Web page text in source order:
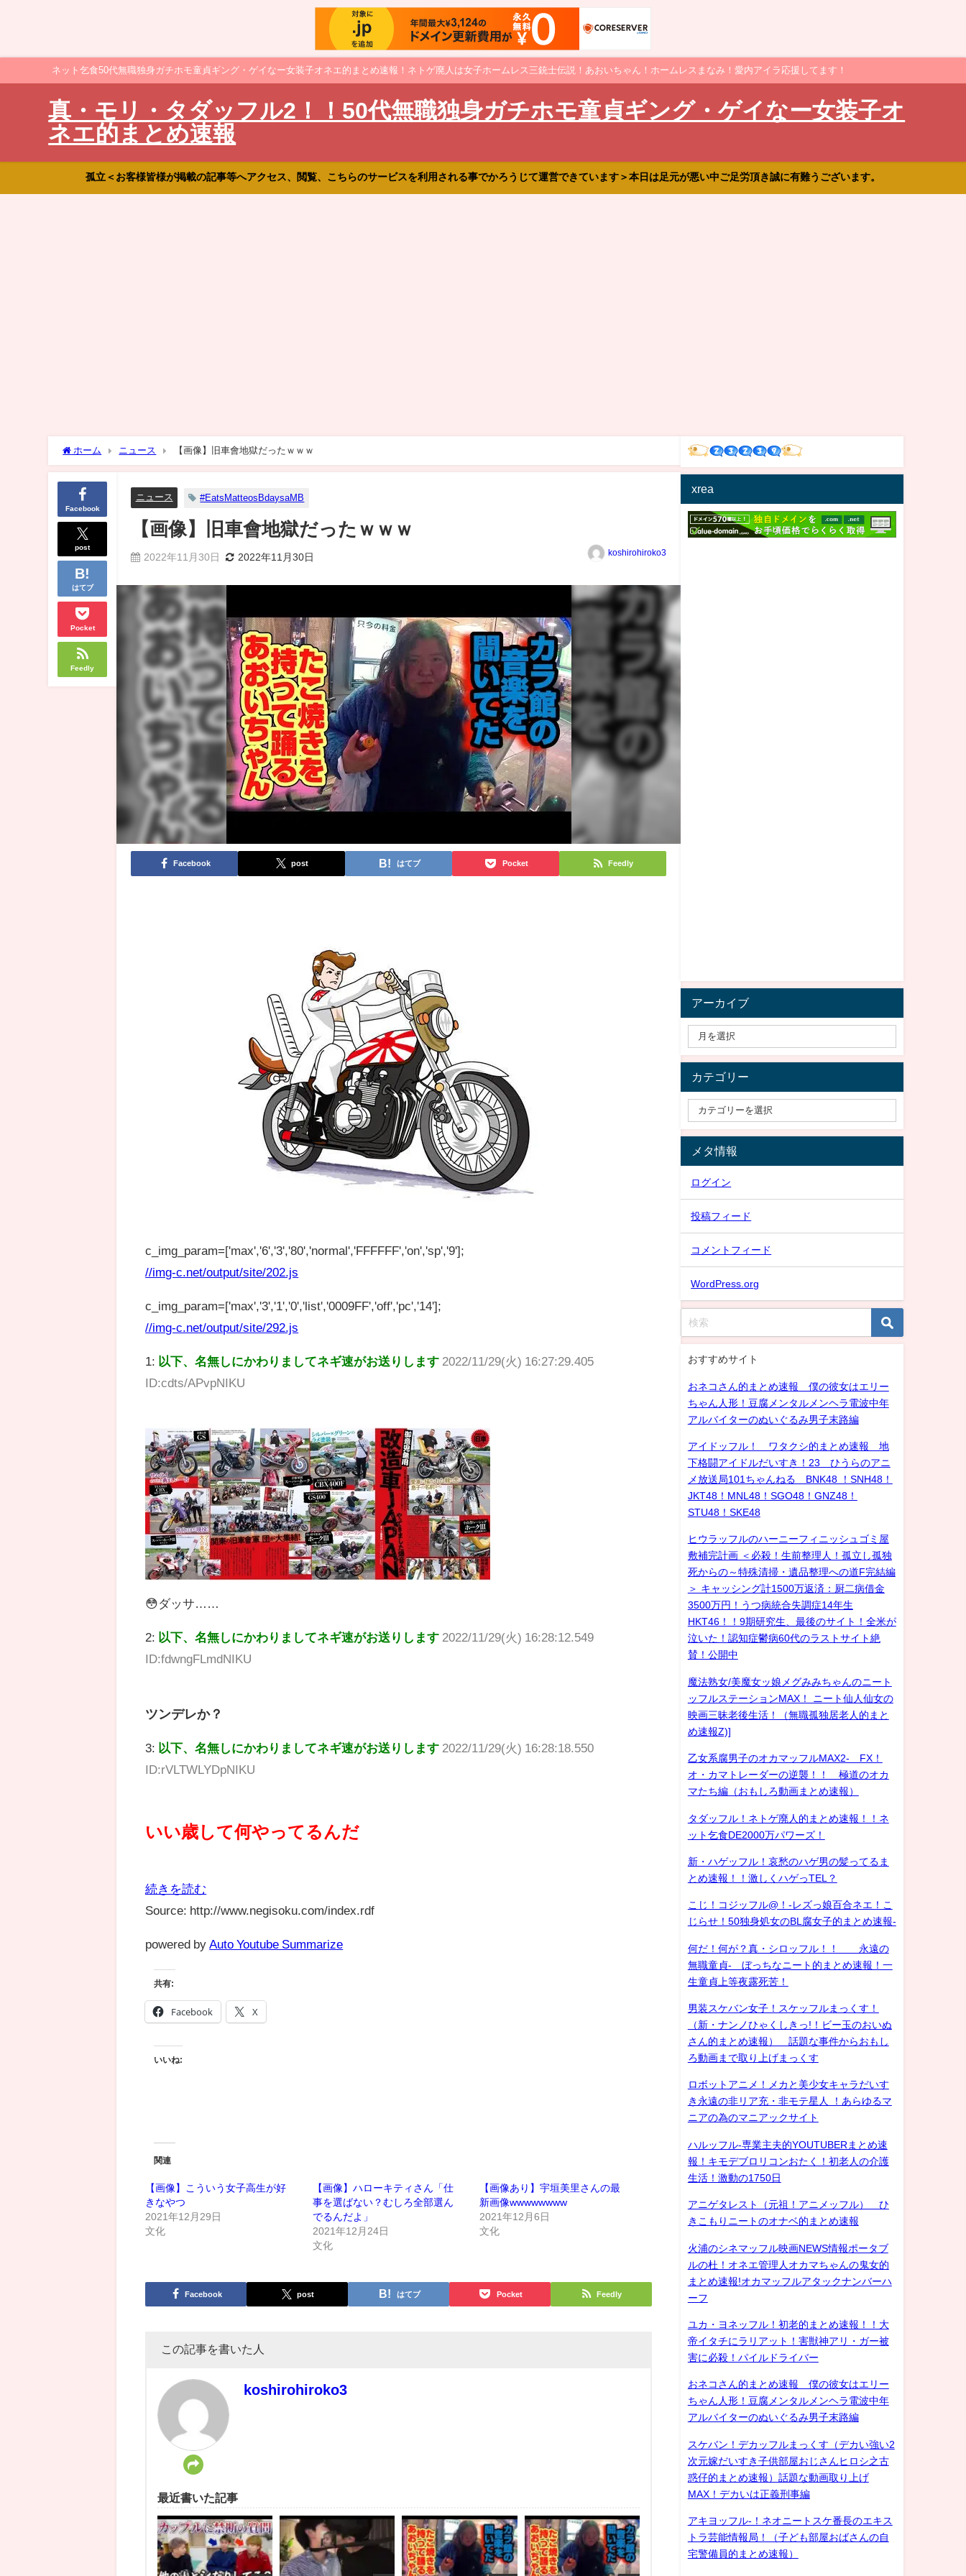
ネット乞食50代無職独身ガチホモ童貞ギング・ゲイなー女装子オネエ的まとめ速報！ネトゲ廃人は女子ホームレス三銃士伝説！あおいちゃん！ホームレスまなみ！愛内アイラ応援してます！
真・モリ・タダッフル2！！50代無職独身ガチホモ童貞ギング・ゲイなー女装子オ
ネエ的まとめ速報
孤立＜お客様皆様が掲載の記事等へアクセス、閲覧、こちらのサービスを利用される事でかろうじて運営できています＞本日は足元が悪い中ご足労頂き誠に有難うございます。
ホーム ニュース 【画像】旧車會地獄だったｗｗｗ
Facebook
post
はてブ
Pocket
Feedly
ニュース #EatsMatteosBdaysaMB
【画像】旧車會地獄だったｗｗｗ
2022年11月30日 2022年11月30日 koshirohiroko3
Facebook post はてブ Pocket Feedly
c_img_param=['max','6','3','80','normal','FFFFFF','on','sp','9'];
//img-c.net/output/site/202.js
c_img_param=['max','3','1','0','list','0009FF','off','pc','14'];
//img-c.net/output/site/292.js
1: 以下、名無しにかわりましてネギ速がお送りします 2022/11/29(火) 16:27:29.405
ID:cdts/APvpNIKU
😳ダッサ……
2: 以下、名無しにかわりましてネギ速がお送りします 2022/11/29(火) 16:28:12.549
ID:fdwngFLmdNIKU
ツンデレか？
3: 以下、名無しにかわりましてネギ速がお送りします 2022/11/29(火) 16:28:18.550
ID:rVLTWLYDpNIKU
いい歳して何やってるんだ
続きを読む
Source: http://www.negisoku.com/index.rdf
powered by Auto Youtube Summarize
共有:
Facebook X
いいね:
関連
【画像】こういう女子高生が好
きなやつ
2021年12月29日
文化
【画像】ハローキティさん「仕
事を選ばない？むしろ全部選ん
でるんだよ」
2021年12月24日
文化
【画像あり】宇垣美里さんの最
新画像wwwwwwww
2021年12月6日
文化
Facebook post はてブ Pocket Feedly
この記事を書いた人
koshirohiroko3
最近書いた記事
xrea
アーカイブ
カテゴリー
メタ情報
ログイン
投稿フィード
コメントフィード
WordPress.org
おすすめサイト
おネコさん的まとめ速報 僕の彼女はエリー
ちゃん人形！豆腐メンタルメンヘラ電波中年
アルバイターのぬいぐるみ男子末路編
アイドッフル！ ワタクシ的まとめ速報 地
下格闘アイドルだいすき！23 ひうらのアニ
メ放送局101ちゃんねる BNK48 ！SNH48！
JKT48！MNL48！SGO48！GNZ48！
STU48！SKE48
ヒウラッフルのハーニーフィニッシュゴミ屋
敷補完計画 ＜必殺！生前整理人！孤立し孤独
死からの～特殊清掃・遺品整理への道F完結編
＞ キャッシング計1500万返済：厨二病借金
3500万円！うつ病統合失調症14年生
HKT46！！9期研究生、最後のサイト！全米が
泣いた！認知症鬱病60代のラストサイト絶
賛！公開中
魔法熟女/美魔女ッ娘メグみみちゃんのニート
ッフルステーションMAX！ ニート仙人仙女の
映画三昧老後生活！（無職孤独居老人的まと
め速報Z)]
乙女系腐男子のオカマッフルMAX2- FX！
オ・カマトレーダーの逆襲！！ 極道のオカ
マたち編（おもしろ動画まとめ速報）
タダッフル！ネトゲ廃人的まとめ速報！！ネ
ット乞食DE2000万パワーズ！
新・ハゲッフル！哀愁のハゲ男の髪ってるま
とめ速報！！激しくハゲっTEL？
こじ！コジッフル@！-レズっ娘百合ネエ！こ
じらせ！50独身処女のBL腐女子的まとめ速報-
何だ！何が？真・シロッフル！！ 永遠の
無職童貞- ぼっちなニート的まとめ速報！一
生童貞上等夜露死苦！
男装スケバン女子！スケッフルまっくす！
（新・ナンノひゃくしきっ!！ビー玉のおいぬ
さん的まとめ速報） 話題な事件からおもし
ろ動画まで取り上げまっくす
ロボットアニメ！メカと美少女キャラだいす
き永遠の非リア充・非モテ星人 ！あらゆるマ
ニアの為のマニアックサイト
ハルッフル-専業主夫的YOUTUBERまとめ速
報！キモデブロリコンおたく！初老人の介護
生活！激動の1750日
アニゲタレスト（元祖！アニメッフル） ひ
きこもりニートのオナベ的まとめ速報
火浦のシネマッフル映画NEWS情報ポータブ
ルの杜！オネエ管理人オカマちゃんの鬼女的
まとめ速報!オカマッフルアタックナンバーハ
ーフ
ユカ・ヨネッフル！初老的まとめ速報！！大
帝イタチにラリアット！害獣神アリ・ガー被
害に必殺！パイルドライバー
おネコさん的まとめ速報 僕の彼女はエリー
ちゃん人形！豆腐メンタルメンヘラ電波中年
アルバイターのぬいぐるみ男子末路編
スケバン！デカッフルまっくす（デカい強い2
次元嫁だいすき子供部屋おじさんヒロシ之古
惑仔的まとめ速報）話題な動画取り上げ
MAX！デカいは正義刑事編
アキヨッフル-！ネオニートスケ番長のエキス
トラ芸能情報局！（子ども部屋おばさんの自
宅警備員的まとめ速報）